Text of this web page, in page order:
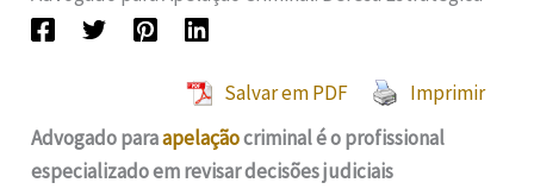
Salvar em PDF
Imprimir
Advogado paraapelaçãocriminal é o profissional
especializado em revisar decisões judiciais